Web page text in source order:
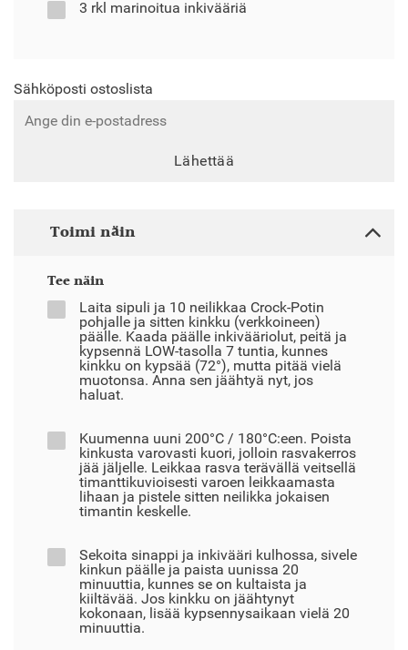
3 rkl marinoitua inkivääriä
Sähköposti ostoslista
Lähettää
Toimi näin
Tee näin
Laita sipuli ja 10 neilikkaa Crock-Potin
pohjalle ja sitten kinkku (verkkoineen)
päälle. Kaada päälle inkivääriolut, peitä ja
kypsennä LOW-tasolla 7 tuntia, kunnes
kinkku on kypsää (72°), mutta pitää vielä
muotonsa. Anna sen jäähtyä nyt, jos
haluat.
Kuumenna uuni 200°C / 180°C:een. Poista
kinkusta varovasti kuori, jolloin rasvakerros
jää jäljelle. Leikkaa rasva terävällä veitsellä
timanttikuvioisesti varoen leikkaamasta
lihaan ja pistele sitten neilikka jokaisen
timantin keskelle.
Sekoita sinappi ja inkivääri kulhossa, sivele
kinkun päälle ja paista uunissa 20
minuuttia, kunnes se on kultaista ja
kiiltävää. Jos kinkku on jäähtynyt
kokonaan, lisää kypsennysaikaan vielä 20
minuuttia.